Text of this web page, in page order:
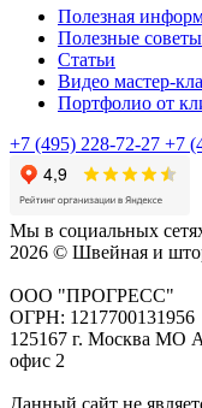
Полезная
Полезные советы
Статьи
Видео мастер-
Портфолио от
+7 (495) 228-72-27 +7
Мы в социальных
2026 © Швейная и
ООО "ПРОГРЕСС"
ОГРН: 1217700131956
125167 г. Москва МО
офис 2
Данный сайт не